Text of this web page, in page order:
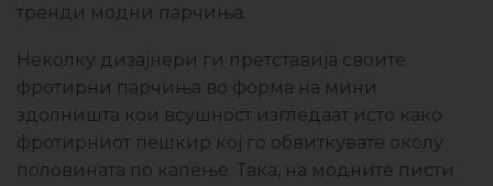
тренди модни парчиња.
Неколку дизајнери ги претставија своите
фротирни парчиња во форма на мини
здолништа кои всушност изгледаат исто како
фротирниот пешкир кој го обвиткувате околу
половината по капење. Така, на модните писти